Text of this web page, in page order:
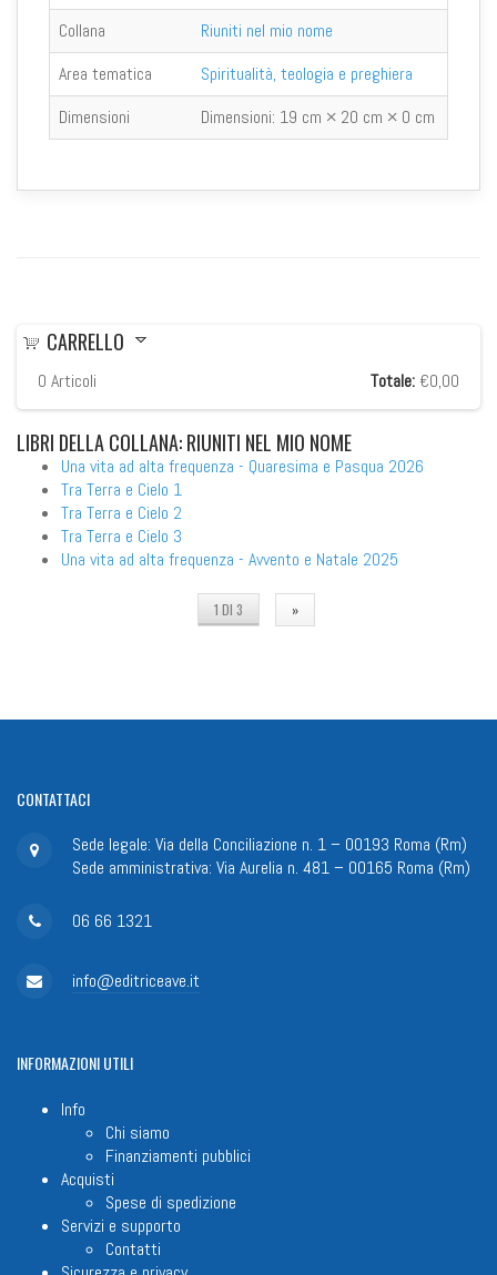
Collana
Riuniti nel mio nome
Area tematica
Spiritualità, teologia e preghiera
Dimensioni
Dimensioni: 19 cm × 20 cm × 0 cm
CARRELLO
0 Articoli Totale: €0,00
LIBRI DELLA COLLANA: RIUNITI NEL MIO NOME
Una vita ad alta frequenza - Quaresima e Pasqua 2026
Tra Terra e Cielo 1
Tra Terra e Cielo 2
Tra Terra e Cielo 3
Una vita ad alta frequenza - Avvento e Natale 2025
1 DI 3 »
CONTATTACI
Sede legale: Via della Conciliazione n. 1 – 00193 Roma (Rm)
Sede amministrativa: Via Aurelia n. 481 – 00165 Roma (Rm)
06 66 1321
info@editriceave.it
INFORMAZIONIUTILI
Info
Chi siamo
Finanziamenti pubblici
Acquisti
Spese di spedizione
Servizi e supporto
Contatti